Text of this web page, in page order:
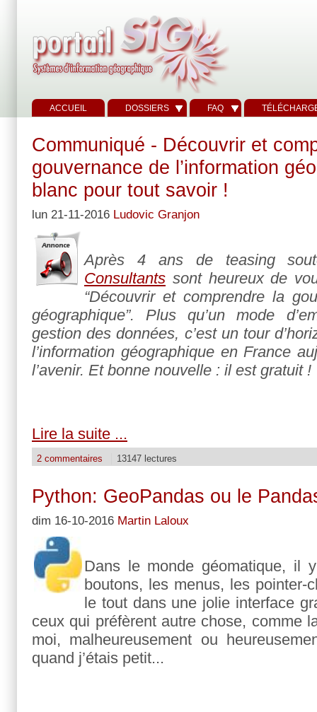
ACCUEIL DOSSIERS FAQ
Communiqué - Découvrir et
gouvernance de l’information
blanc pour tout savoir !
lun 21-11-2016 Ludovic Granjon
Après 4 ans de teasing
Consultants sont heureux de
“Découvrir et comprendre la
géographique”. Plus qu’un mode
gestion des données, c’est un tour
l’information géographique en France
l’avenir. Et bonne nouvelle : il est gratuit !
Lire la suite ...
2 commentaires 13147 lectures
Python: GeoPandas ou le
dim 16-10-2016 Martin Laloux
Dans le monde géomatique, il
boutons, les menus, les pointer-
le tout dans une jolie interface
ceux qui préfèrent autre chose, comme
moi, malheureusement ou
quand j’étais petit...